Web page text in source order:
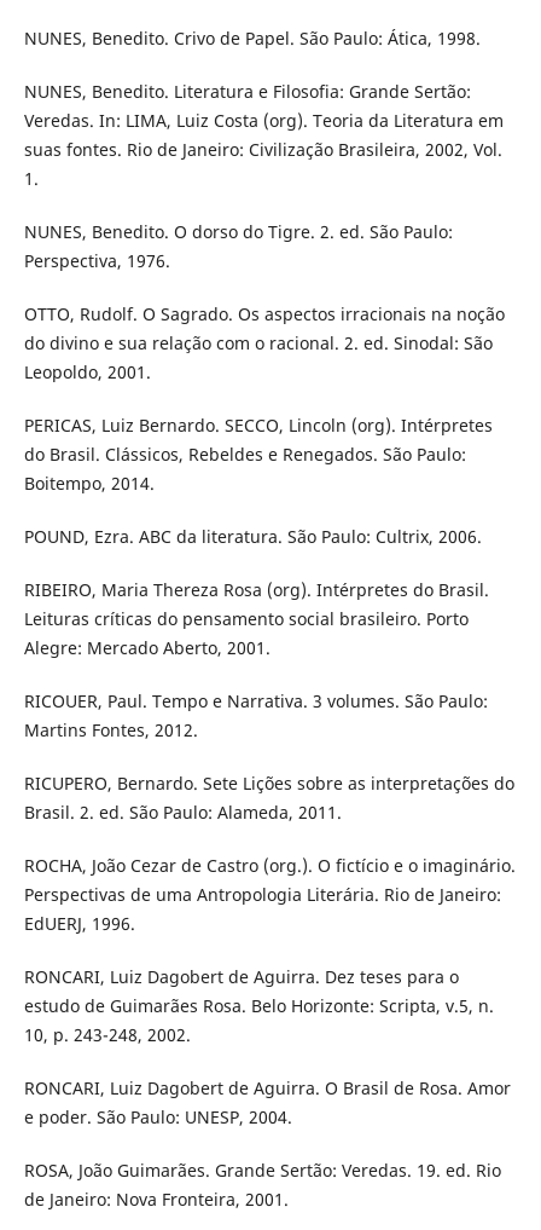
NUNES, Benedito. Crivo de Papel. São Paulo: Ática, 1998.
NUNES, Benedito. Literatura e Filosofia: Grande Sertão:
Veredas. In: LIMA, Luiz Costa (org). Teoria da Literatura em
suas fontes. Rio de Janeiro: Civilização Brasileira, 2002, Vol.
1.
NUNES, Benedito. O dorso do Tigre. 2. ed. São Paulo:
Perspectiva, 1976.
OTTO, Rudolf. O Sagrado. Os aspectos irracionais na noção
do divino e sua relação com o racional. 2. ed. Sinodal: São
Leopoldo, 2001.
PERICAS, Luiz Bernardo. SECCO, Lincoln (org). Intérpretes
do Brasil. Clássicos, Rebeldes e Renegados. São Paulo:
Boitempo, 2014.
POUND, Ezra. ABC da literatura. São Paulo: Cultrix, 2006.
RIBEIRO, Maria Thereza Rosa (org). Intérpretes do Brasil.
Leituras críticas do pensamento social brasileiro. Porto
Alegre: Mercado Aberto, 2001.
RICOUER, Paul. Tempo e Narrativa. 3 volumes. São Paulo:
Martins Fontes, 2012.
RICUPERO, Bernardo. Sete Lições sobre as interpretações do
Brasil. 2. ed. São Paulo: Alameda, 2011.
ROCHA, João Cezar de Castro (org.). O fictício e o imaginário.
Perspectivas de uma Antropologia Literária. Rio de Janeiro:
EdUERJ, 1996.
RONCARI, Luiz Dagobert de Aguirra. Dez teses para o
estudo de Guimarães Rosa. Belo Horizonte: Scripta, v.5, n.
10, p. 243-248, 2002.
RONCARI, Luiz Dagobert de Aguirra. O Brasil de Rosa. Amor
e poder. São Paulo: UNESP, 2004.
ROSA, João Guimarães. Grande Sertão: Veredas. 19. ed. Rio
de Janeiro: Nova Fronteira, 2001.